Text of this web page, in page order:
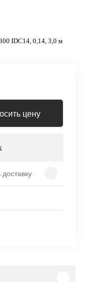
IDC14, 0,14, 3,0 м
цену
доставку